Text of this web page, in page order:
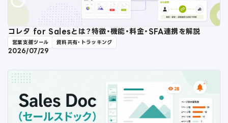
コレタ for Salesとは？特徴・機能・料金・SFA連携を解説
営業支援ツール 資料共有・トラッキング
2026/07/29